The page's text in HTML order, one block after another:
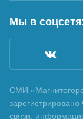
Мы в
СМИ
связи,